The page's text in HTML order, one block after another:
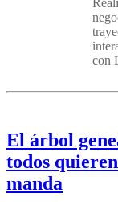
con
El árbol
todos
manda